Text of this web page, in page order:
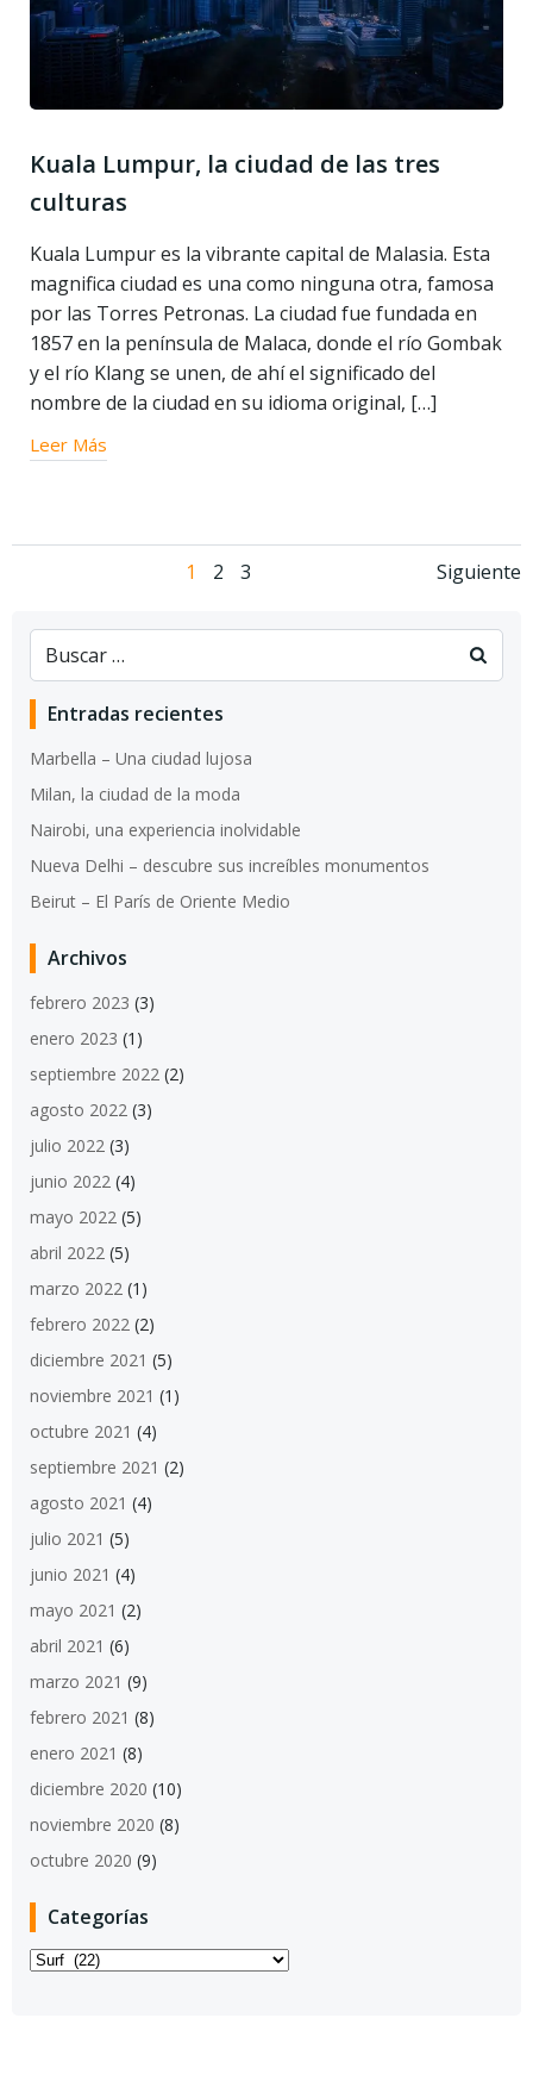
Kuala Lumpur, la ciudad de las tres
culturas
Kuala Lumpur es la vibrante capital de Malasia. Esta
magnifica ciudad es una como ninguna otra, famosa
por las Torres Petronas. La ciudad fue fundada en
1857 en la península de Malaca, donde el río Gombak
y el río Klang se unen, de ahí el significado del
nombre de la ciudad en su idioma original, […]
Leer Más
Navegación
de
entradas
Navegación
de
entradas
Página
1 Página
2 Página
3
de
Siguiente
Entradas recientes
Marbella – Una ciudad lujosa
Milan, la ciudad de la moda
Nairobi, una experiencia inolvidable
Nueva Delhi – descubre sus increíbles monumentos
Beirut – El París de Oriente Medio
Archivos
febrero 2023 (3)
enero 2023 (1)
septiembre 2022 (2)
agosto 2022 (3)
julio 2022 (3)
junio 2022 (4)
mayo 2022 (5)
abril 2022 (5)
marzo 2022 (1)
febrero 2022 (2)
diciembre 2021 (5)
noviembre 2021 (1)
octubre 2021 (4)
septiembre 2021 (2)
agosto 2021 (4)
julio 2021 (5)
junio 2021 (4)
mayo 2021 (2)
abril 2021 (6)
marzo 2021 (9)
febrero 2021 (8)
enero 2021 (8)
diciembre 2020 (10)
noviembre 2020 (8)
octubre 2020 (9)
Categorías
Categorías